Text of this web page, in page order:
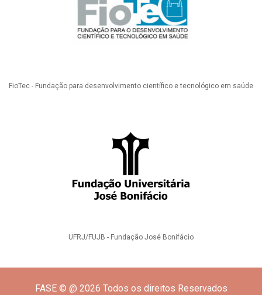
FioTec - Fundação para desenvolvimento científico e tecnológico em saúde
UFRJ/FUJB - Fundação José Bonifácio
FASE © @ 2026 Todos os direitos Reservados